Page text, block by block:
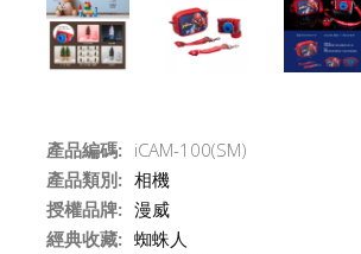
產品編碼: iCAM-100(SM)
產品類別: 相機
授權品牌: 漫威
經典收藏: 蜘蛛人